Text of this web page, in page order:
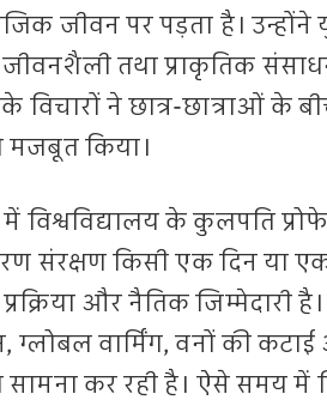
जीवन पर पड़ता है। उन्होंने
जीवनशैली तथा प्राकृतिक
ने छात्र-छात्राओं के
मजबूत किया।
के कुलपति
संरक्षण किसी एक दिन या
और नैतिक जिम्मेदारी
ग्लोबल वार्मिंग, वनों की
कर रही है। ऐसे समय में